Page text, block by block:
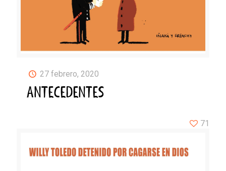
27 febrero, 2020
ANTECEDENTES
71